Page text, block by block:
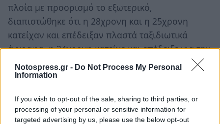
Notospress.gr - Do Not Process My Personal
Information
If you wish to opt-out of the sale, sharing to third parties, or
processing of your personal or sensitive information for
targeted advertising by us, please use the below opt-out
πλοία με προορισμό το εξωτερικό,
διαπιστώθηκε ότι η 28χρονη και η 25χρονη
κατείχαν και επέδειξαν πλαστά ταξιδιωτικά
έγγραφα, η 34χρονη κατείχε και επέδειξε για την
ίδια αλλά και για το ανήλικο τέκνο της,
ταξιδιωτικά έγγραφα που ανήκουν σε άλλα
ταξιδιωτικά έγγραφα που ανήκουν σε άλλο
πρόσωπο, με σκοπό την παράνομη έξοδό τους